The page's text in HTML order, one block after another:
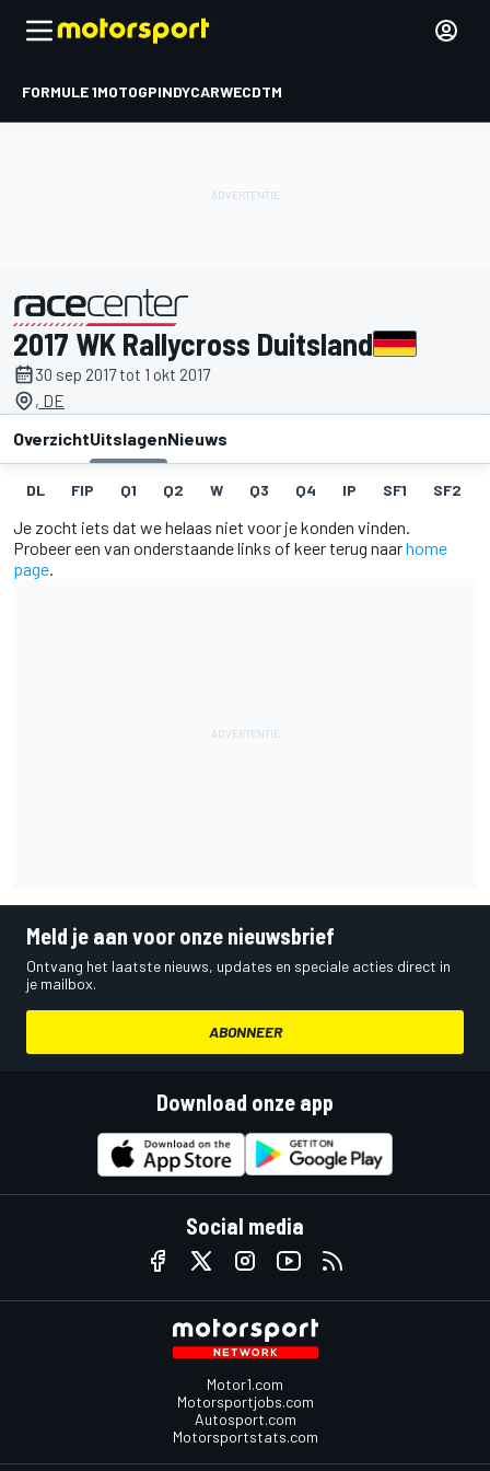
FORMULE 1MOTOGPINDYCARWECDTM
gepresenteerd door
2017 WK Rallycross Duitsland
30 sep 2017 tot 1 okt 2017
, DE
OverzichtUitslagenNieuws
DL FIP Q1 Q2 W Q3 Q4 IP SF1 SF2
Je zocht iets dat we helaas niet voor je konden vinden.
Probeer een van onderstaande links of keer terug naarhome
page.
Meld je aan voor onze nieuwsbrief
Ontvang het laatste nieuws, updates en speciale acties direct in
je mailbox.
ABONNEER
Download onze app
Social media
Motor1.com
Motorsportjobs.com
Autosport.com
Motorsportstats.com